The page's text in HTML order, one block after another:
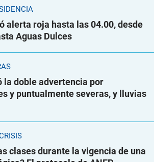
alerta roja hasta las 04.00, desde
Aguas Dulces
la doble advertencia por
y puntualmente severas, y lluvias
clases durante la vigencia de una